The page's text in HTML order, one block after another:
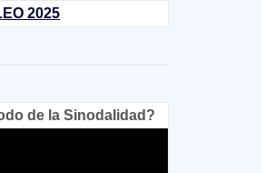
2025
de la Sinodalidad?